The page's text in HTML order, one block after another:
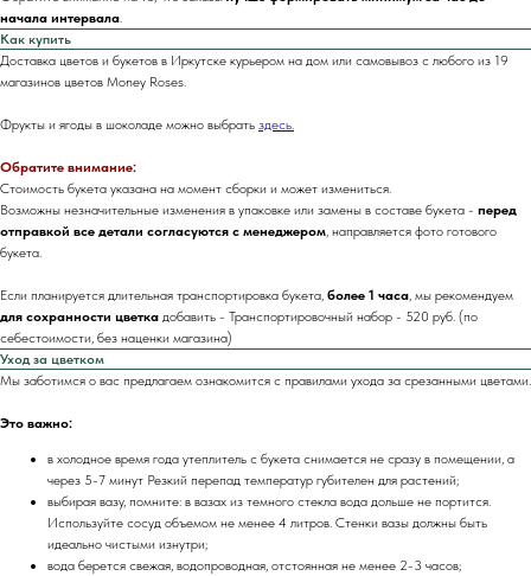
начала интервала
Как купить
Доставка цветов и букетов в Иркутске курьером на дом или самовывоз с любого из 19
магазинов цветов Money Roses.
Фрукты и ягоды в шоколаде можно выбрать здесь.
Обратите внимание:
Стоимость букета указана на момент сборки и может измениться.
Возможны незначительные изменения в упаковке или замены в составе букета - перед
отправкой все детали согласуются с менеджером , направляется фото готового
букета.
Если планируется длительная транспортировка букета, более 1 часа , мы рекомендуем
для сохранности цветка добавить - Транспортировочный набор - 520 руб. (по
себестоимости, без наценки магазина)
Уход за цветком
Мы заботимся о вас предлагаем ознакомится с правилами ухода за срезанными цветами.
Это важно:
в холодное время года утеплитель с букета снимается не сразу в помещении, а
через 5-7 минут Резкий перепад температур губителен для растений;
выбирая вазу, помните: в вазах из темного стекла вода дольше не портится.
Используйте сосуд объемом не менее 4 литров. Стенки вазы должны быть
идеально чистыми изнутри;
вода берется свежая, водопроводная, отстоянная не менее 2-3 часов;